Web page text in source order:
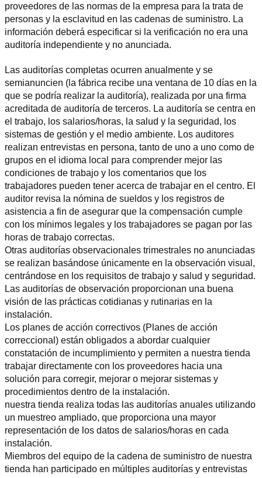
proveedores de las normas de la empresa para la trata de
personas y la esclavitud en las cadenas de suministro. La
información deberá especificar si la verificación no era una
auditoría independiente y no anunciada.
Las auditorías completas ocurren anualmente y se
semianuncien (la fábrica recibe una ventana de 10 días en la
que se podría realizar la auditoría), realizada por una firma
acreditada de auditoría de terceros. La auditoría se centra en
el trabajo, los salarios/horas, la salud y la seguridad, los
sistemas de gestión y el medio ambiente. Los auditores
realizan entrevistas en persona, tanto de uno a uno como de
grupos en el idioma local para comprender mejor las
condiciones de trabajo y los comentarios que los
trabajadores pueden tener acerca de trabajar en el centro. El
auditor revisa la nómina de sueldos y los registros de
asistencia a fin de asegurar que la compensación cumple
con los mínimos legales y los trabajadores se pagan por las
horas de trabajo correctas.
Otras auditorías observacionales trimestrales no anunciadas
se realizan basándose únicamente en la observación visual,
centrándose en los requisitos de trabajo y salud y seguridad.
Las auditorías de observación proporcionan una buena
visión de las prácticas cotidianas y rutinarias en la
instalación.
Los planes de acción correctivos (Planes de acción
correccional) están obligados a abordar cualquier
constatación de incumplimiento y permiten a nuestra tienda
trabajar directamente con los proveedores hacia una
solución para corregir, mejorar o mejorar sistemas y
procedimientos dentro de la instalación.
nuestra tienda realiza todas las auditorías anuales utilizando
un muestreo ampliado, que proporciona una mayor
representación de los datos de salarios/horas en cada
instalación.
Miembros del equipo de la cadena de suministro de nuestra
tienda han participado en múltiples auditorías y entrevistas